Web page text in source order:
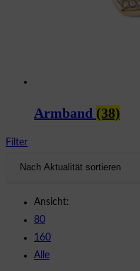
Armband (38)
Filter
Ansicht:
80
160
Alle